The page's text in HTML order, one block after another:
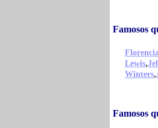
Famosos
Lewis,
Winters,
Famosos